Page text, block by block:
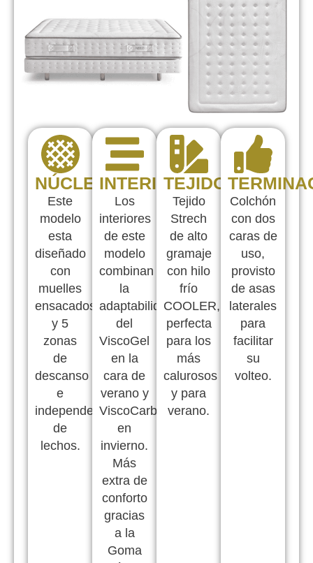
NÚCLEO
Este
modelo
esta
diseñado
con
muelles
ensacados
y 5
zonas
de
descanso
e
independencia
de
lechos.
INTERIORES
Los
interiores
de este
modelo
combinan
la
adaptabilidad
del
ViscoGel
en la
cara de
verano y
ViscoCarbono
en
invierno.
Más
extra de
conforto
gracias
a la
Goma
TEJIDOS
Tejido
Strech
de alto
gramaje
con hilo
frío
COOLER,
perfecta
para los
más
calurosos
y para
verano.
Colchón
con dos
caras de
uso,
provisto
de asas
laterales
para
facilitar
su
volteo.